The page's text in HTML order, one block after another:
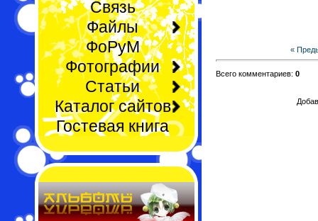
Связь
Файлы
ФоРуМ
Фотографии
Статьи
Каталог сайтов
Гостевая книга
«
Всего комментариев: 0